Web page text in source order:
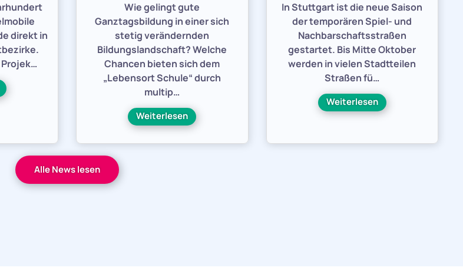
direkt in
Projek…
Wie gelingt gute
Ganztagsbildung in einer sich
stetig verändernden
Bildungslandschaft? Welche
Chancen bieten sich dem
„Lebensort Schule“ durch
multip…
Weiterlesen
In Stuttgart ist die neue Saison
der temporären Spiel- und
Nachbarschaftsstraßen
gestartet. Bis Mitte Oktober
werden in vielen Stadtteilen
Straßen fü…
Weiterlesen
Alle News lesen